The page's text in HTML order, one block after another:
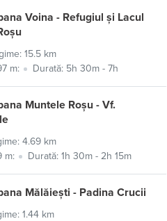
Voina - Refugiul și Lacul
15.5 km
m:
Durată: 5h 30m - 7h
Muntele Roșu - Vf.
4.69 km
m:
Durată: 1h 30m - 2h 15m
Mălăiești - Padina Crucii
1.44 km